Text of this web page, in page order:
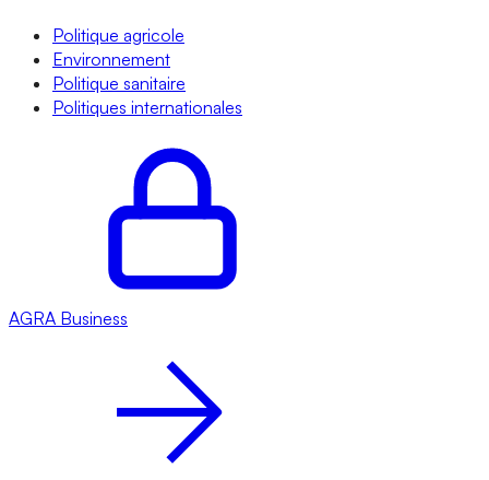
Politique agricole
Environnement
Politique sanitaire
Politiques internationales
AGRA Business